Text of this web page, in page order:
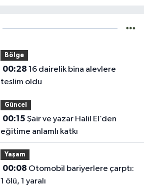
Bölge
00:28
teslim oldu
Güncel
00:15
eğitime anlamlı katkı
Yaşam
00:08
1 ölü, 1 yaralı